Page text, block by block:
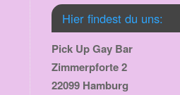
Hier findest du uns:
Pick Up Gay Bar
Zimmerpforte 2
22099 Hamburg